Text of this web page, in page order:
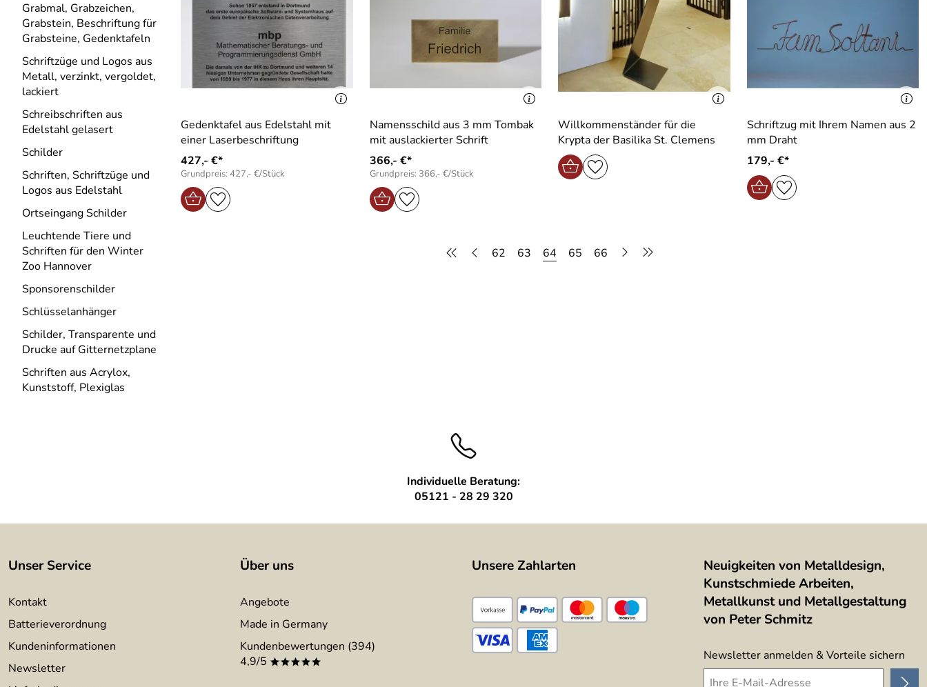
Grabmal, Grabzeichen,
Grabstein, Beschriftung für
Grabsteine, Gedenktafeln
Schriftzüge und Logos aus
Metall, verzinkt, vergoldet,
lackiert
Schreibschriften aus
Edelstahl gelasert
Schilder
Schriften, Schriftzüge und
Logos aus Edelstahl
Ortseingang Schilder
Leuchtende Tiere und
Schriften für den Winter
Zoo Hannover
Sponsorenschilder
Schlüsselanhänger
Schilder, Transparente und
Drucke auf Gitternetzplane
Schriften aus Acrylox,
Kunststoff, Plexiglas
Gedenktafel aus Edelstahl mit
einer Laserbeschriftung
427,- €*
Grundpreis: 427,- €/Stück
Namensschild aus 3 mm Tombak
mit auslackierter Schrift
366,- €*
Grundpreis: 366,- €/Stück
Willkommenständer für die
Krypta der Basilika St. Clemens
Schriftzug mit Ihrem Namen aus 2
mm Draht
179,- €*
62 63 64 65 66
Individuelle Beratung:
05121 - 28 29 320
Unser Service
Kontakt
Batterieverordnung
Kundeninformationen
Newsletter
Über uns
Angebote
Made in Germany
Kundenbewertungen (394)
4,9/5 *****
Unsere Zahlarten
Neuigkeiten von Metalldesign,
Kunstschmiede Arbeiten,
Metallkunst und Metallgestaltung
von Peter Schmitz
Newsletter anmelden & Vorteile sichern